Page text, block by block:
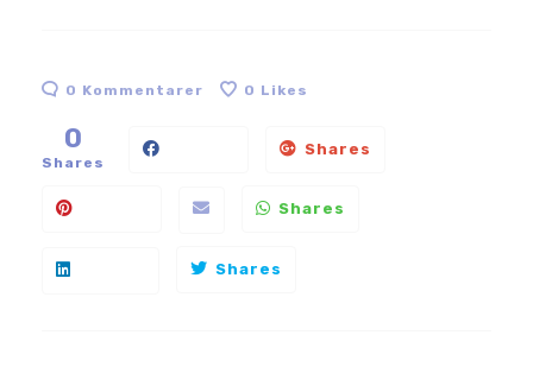
0 Kommentarer 0 Likes
0
Shares
Shares
Shares
Shares